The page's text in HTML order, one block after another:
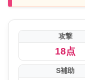
攻撃
18点
S補助